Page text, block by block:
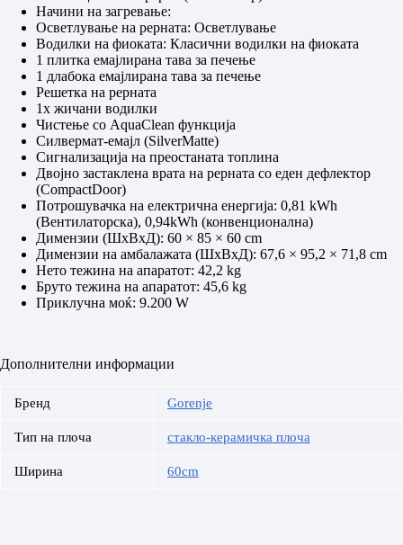
Начини на загревање:
Осветлување на рерната: Осветлување
Водилки на фиоката: Класични водилки на фиоката
1 плитка емајлирана тава за печење
1 длабока емајлирана тава за печење
Решетка на рерната
1x жичани водилки
Чистење со AquaClean функција
Силвермат-емајл (SilverMatte)
Сигнализација на преостаната топлина
Двојно застаклена врата на рерната со еден дефлектор
(CompactDoor)
Потрошувачка на електрична енергија: 0,81 kWh
(Вентилаторска), 0,94kWh (конвенционална)
Димензии (ШxВxД): 60 × 85 × 60 cm
Димензии на амбалажата (ШxВxД): 67,6 × 95,2 × 71,8 cm
Нето тежина на апаратот: 42,2 kg
Бруто тежина на апаратот: 45,6 kg
Приклучна моќ: 9.200 W
Дополнителни информации
Бренд Gorenje
Тип на плоча стакло-керамичка плоча
Ширина 60cm